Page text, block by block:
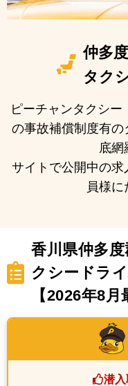
仲多
タク
ピーチャンタクシ
の事故補償制度有
底網
サイトで公開中の
員様に
香川県仲多
クシードラ
【2026年8月
潜